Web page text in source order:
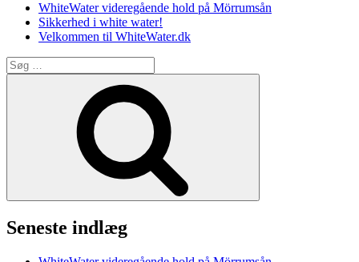
on
WhiteWater videregående hold på Mörrumsån
Sikkerhed i white water!
Velkommen til WhiteWater.dk
Søg
efter:
Seneste indlæg